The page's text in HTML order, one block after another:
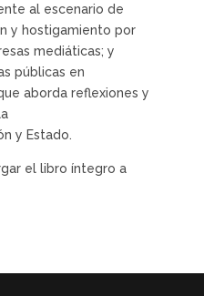
al escenario de
y hostigamiento por
mediáticas; y
públicas en
aborda reflexiones y
y Estado.
el libro íntegro a